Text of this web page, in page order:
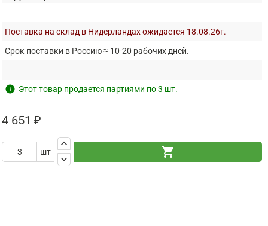
Поставка на склад в Нидерландах ожидается 18.08.26г.
Срок поставки в Россию ≈ 10-20 рабочих дней.
info Этот товар продается партиями по 3 шт.
4 651 ₽
шт
keyboard_arrow_up
keyboard_arrow_down
shopping_cart